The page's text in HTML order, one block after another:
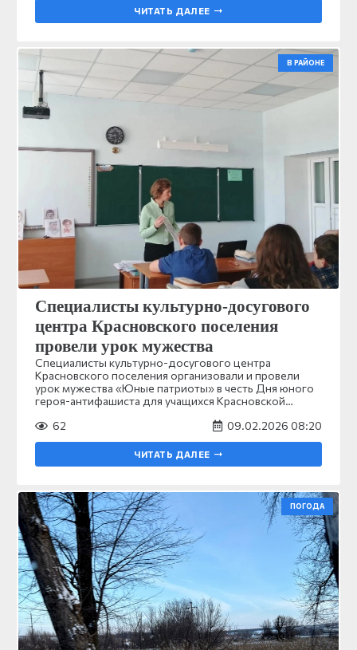
ЧИТАТЬ ДАЛЕЕ
В РАЙОНЕ
Специалисты культурно-досугового
центра Красновского поселения
провели урок мужества
Специалисты культурно-досугового центра
Красновского поселения организовали и провели
урок мужества «Юные патриоты» в честь Дня юного
героя-антифашиста для учащихся Красновской…
62
09.02.2026 08:20
ЧИТАТЬ ДАЛЕЕ
ПОГОДА